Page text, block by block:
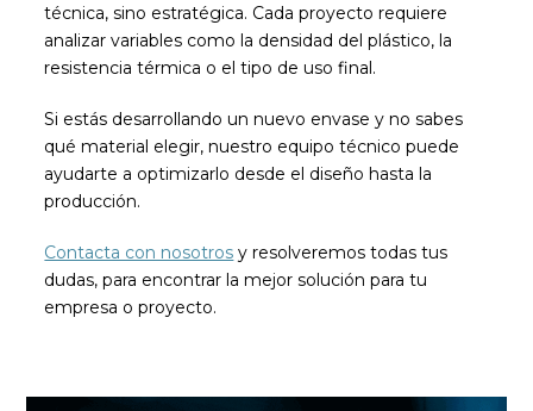
técnica, sino estratégica. Cada proyecto requiere
analizar variables como la densidad del plástico, la
resistencia térmica o el tipo de uso final.
Si estás desarrollando un nuevo envase y no sabes
qué material elegir, nuestro equipo técnico puede
ayudarte a optimizarlo desde el diseño hasta la
producción.
Contacta con nosotros y resolveremos todas tus
dudas, para encontrar la mejor solución para tu
empresa o proyecto.